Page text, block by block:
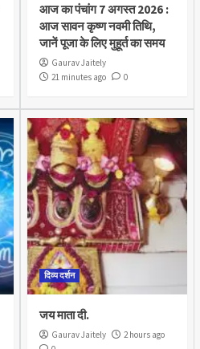
आज का पंचांग 7 अगस्त 2026 :
आज सावन कृष्ण नवमी तिथि,
जानें पूजा के लिए मुहूर्त का समय
Gaurav Jaitely
21 minutes ago
0
दिव्य दर्शन
जय माता दी.
Gaurav Jaitely
2 hours ago